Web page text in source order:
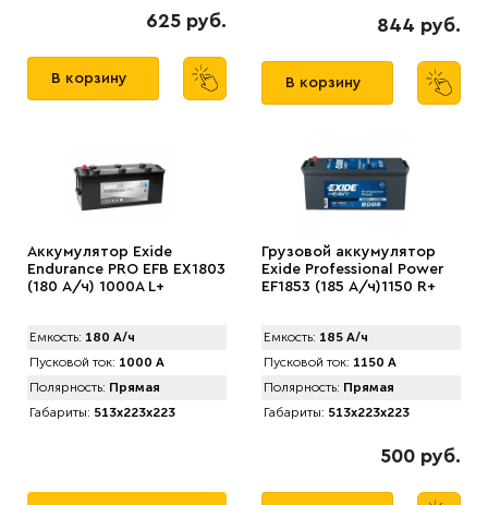
625 руб.
В корзину
844 руб.
В корзину
Аккумулятор Exide
Endurance PRO EFB EX1803
(180 А/ч) 1000А L+
Емкость: 180 А/ч
Пусковой ток: 1000 А
Полярность: Прямая
Габариты: 513x223x223
Грузовой аккумулятор
Exide Professional Power
EF1853 (185 А/ч)1150 R+
Емкость: 185 А/ч
Пусковой ток: 1150 А
Полярность: Прямая
Габариты: 513x223x223
500 руб.